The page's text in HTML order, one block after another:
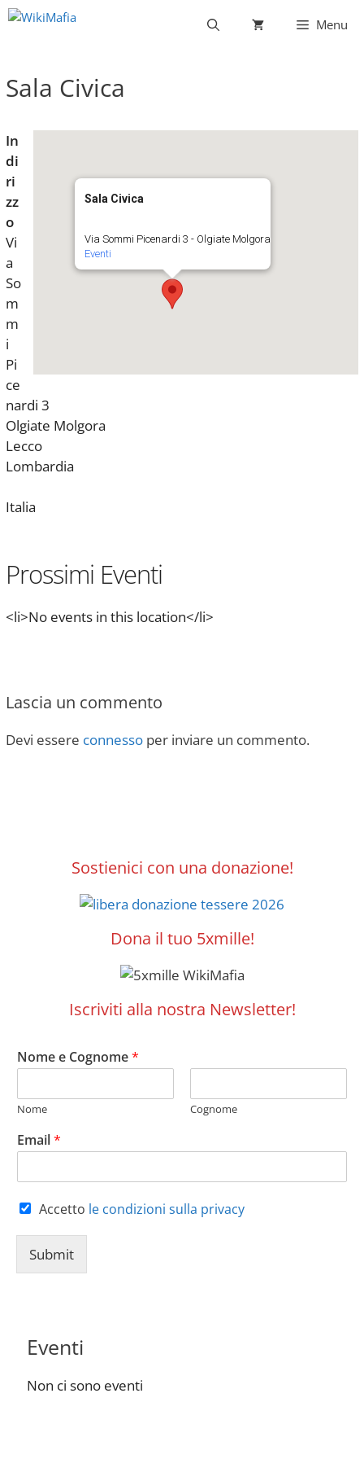
Vai
Menu
Sala Civica
Sala Civica
Via Sommi Picenardi 3 - Olgiate Molgora
Eventi
In
di
ri
zz
o
Vi
a
So
m
m
i
Pi
ce
nardi 3
Olgiate Molgora
Lecco
Lombardia
Italia
Prossimi Eventi
<li>No events in this location</li>
Lascia un commento
Devi essere connesso per inviare un commento.
Sostienici con una donazione!
Dona il tuo 5xmille!
Iscriviti alla nostra Newsletter!
Nome e Cognome*
Nome Cognome
Email*
Accetto le condizioni sulla privacy
Submit
Eventi
Non ci sono eventi